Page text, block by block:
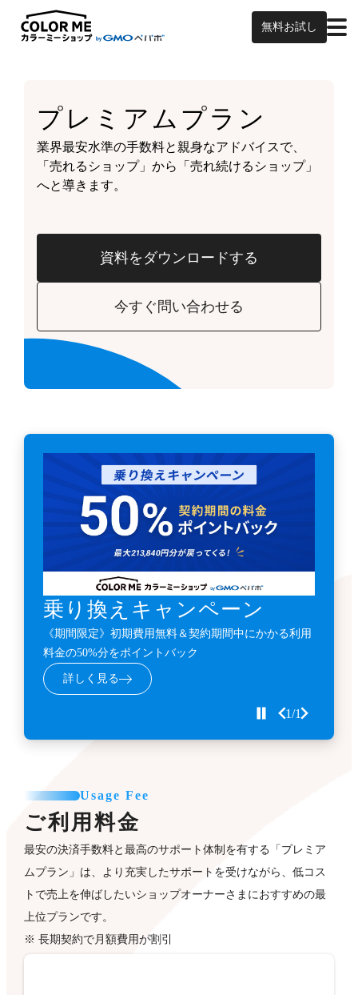
無料お試し
プレミアムプラン
業界最安水準の手数料と親身なアドバイスで、
「売れるショップ」から「売れ続けるショップ」
へと導きます。
資料をダウンロードする
今すぐ問い合わせる
乗り換えキャンペーン
《期間限定》初期費用無料＆契約期間中にかかる利用
料金の50%分をポイントバック
詳しく見る
1/1
Usage Fee
ご利用料金
最安の決済手数料と最高のサポート体制を有する「プレミア
ムプラン」は、より充実したサポートを受けながら、低コス
トで売上を伸ばしたいショップオーナーさまにおすすめの最
上位プランです。
※ 長期契約で月額費用が割引